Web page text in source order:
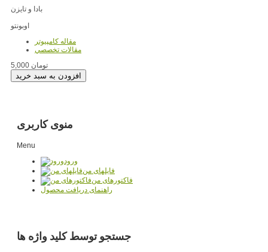
بادا و تایزن
اوبونتو
مقاله کامپیوتر
مقالات تخصصي
5,000 تومان
منوی کاربری
Menu
ورود
فایلهای من
فاکتورهای من
راهنمای دریافت محصول
جستجو توسط کلید واژه ها